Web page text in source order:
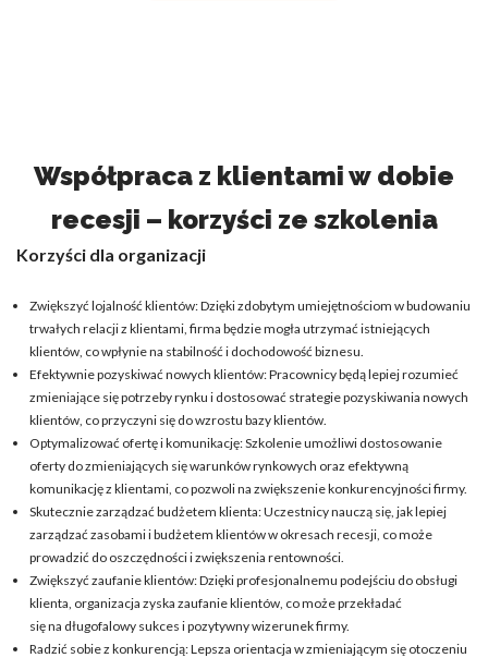
Współpraca z klientami w dobie
recesji – korzyści ze szkolenia
Korzyści dla organizacji
Zwiększyć lojalność klientów: Dzięki zdobytym umiejętnościom w budowaniu
trwałych relacji z klientami, firma będzie mogła utrzymać istniejących
klientów, co wpłynie na stabilność i dochodowość biznesu.
Efektywnie pozyskiwać nowych klientów: Pracownicy będą lepiej rozumieć
zmieniające się potrzeby rynku i dostosować strategie pozyskiwania nowych
klientów, co przyczyni się do wzrostu bazy klientów.
Optymalizować ofertę i komunikację: Szkolenie umożliwi dostosowanie
oferty do zmieniających się warunków rynkowych oraz efektywną
komunikację z klientami, co pozwoli na zwiększenie konkurencyjności firmy.
Skutecznie zarządzać budżetem klienta: Uczestnicy nauczą się, jak lepiej
zarządzać zasobami i budżetem klientów w okresach recesji, co może
prowadzić do oszczędności i zwiększenia rentowności.
Zwiększyć zaufanie klientów: Dzięki profesjonalnemu podejściu do obsługi
klienta, organizacja zyska zaufanie klientów, co może przekładać
się na długofalowy sukces i pozytywny wizerunek firmy.
Radzić sobie z konkurencją: Lepsza orientacja w zmieniającym się otoczeniu